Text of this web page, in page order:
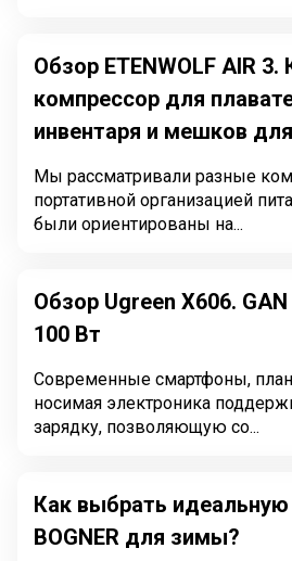
Обзор ETENWOLF AIR
компрессор для
инвентаря и мешков
Мы рассматривали разные
портативной организацией
были ориентированы на...
Обзор Ugreen X606.
100 Вт
Современные смартфоны,
носимая электроника
зарядку, позволяющую со...
Как выбрать
BOGNER для зимы?